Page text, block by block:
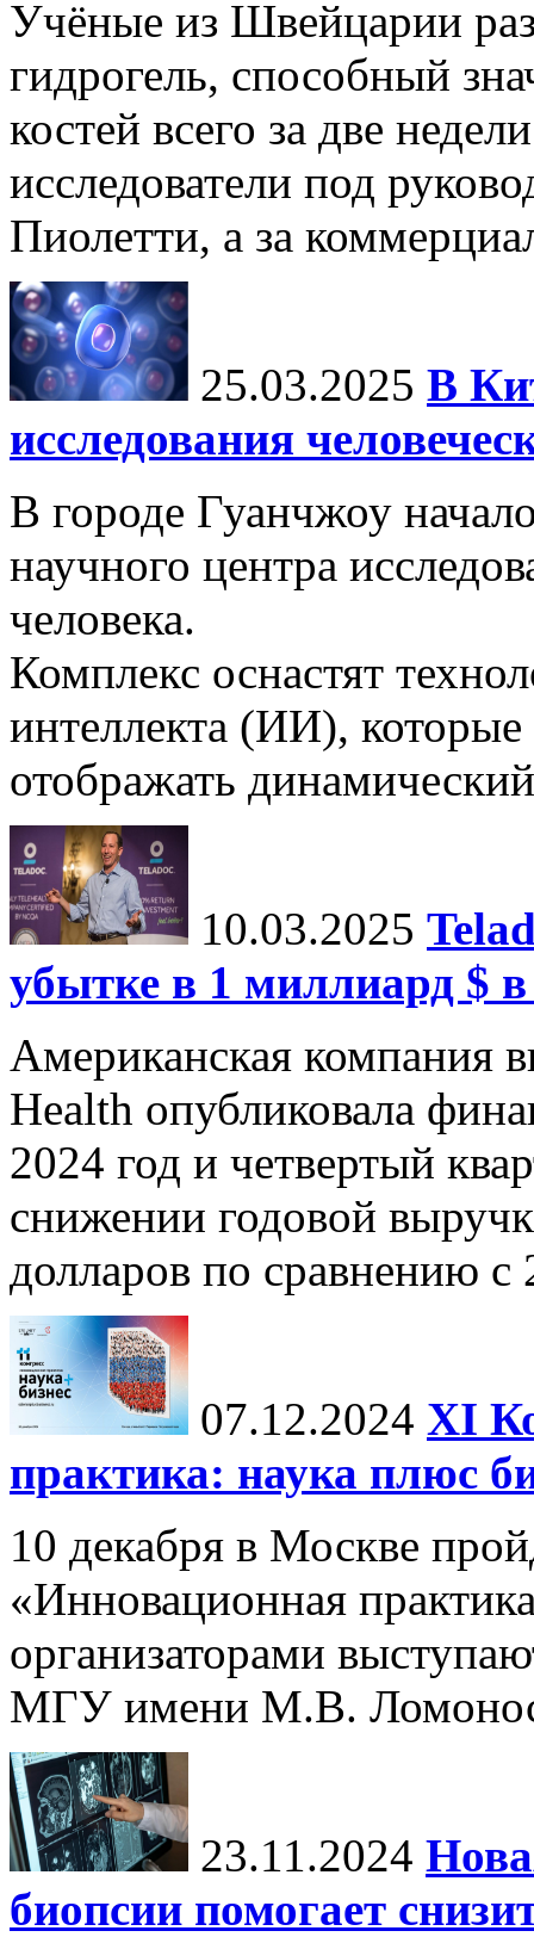
Учёные из Швейцарии
гидрогель, способный
костей всего за две
исследователи под
Пиолетти, а за
25.03.2025 В
исследования
В городе Гуанчжоу
научного центра
человека.
Комплекс оснастят
интеллекта (ИИ),
отображать
10.03.2025
убытке в 1 миллиард $ в
Американская компания
Health опубликовала
2024 год и четвертый
снижении годовой
долларов по сравнению с
07.12.2024 ХI
практика: наука плюс
10 декабря в Москве
«Инновационная
организаторами
МГУ имени М.В.
23.11.2024
биопсии помогает